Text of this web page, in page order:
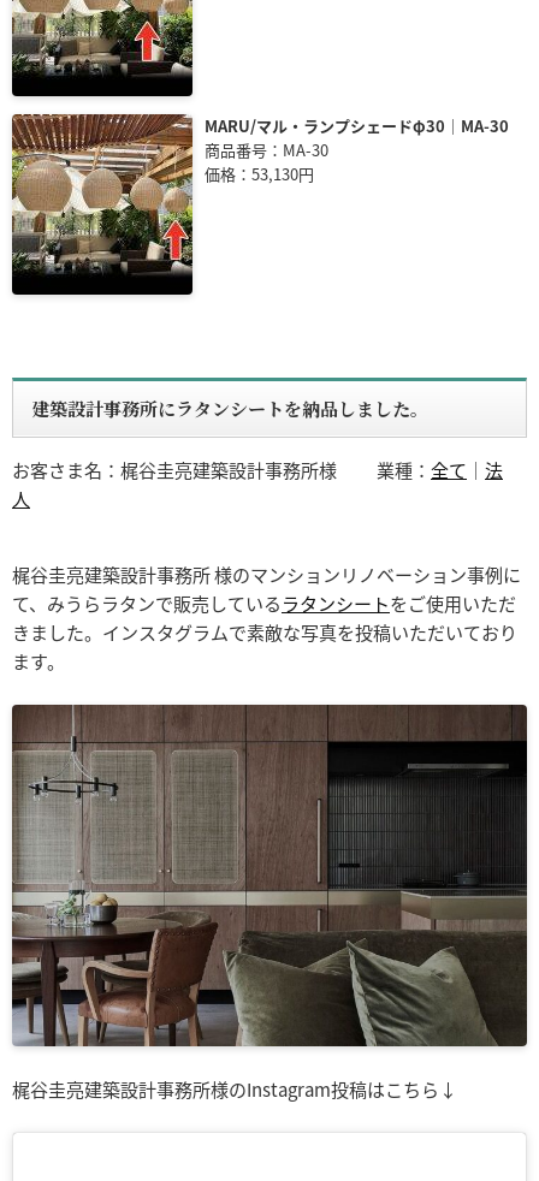
MARU/マル・ランプシェードφ30｜MA-30
商品番号：MA-30
価格：53,130円
建築設計事務所にラタンシートを納品しました。
お客さま名：梶谷圭亮建築設計事務所様 業種： 全て ｜ 法
人
梶谷圭亮建築設計事務所 様のマンションリノベーション事例に
て、みうらラタンで販売しているラタンシートをご使用いただ
きました。インスタグラムで素敵な写真を投稿いただいており
ます。
梶谷圭亮建築設計事務所様のInstagram投稿はこちら↓